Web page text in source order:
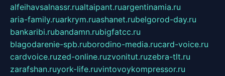
alfeihavsalnassr.rualtaipant.ruargentinamia.ru
aria-family.ruarkrym.ruashanet.rubelgorod-day.ru
bankaribi.rubandamn.rubigfatcc.ru
blagodarenie-spb.ruborodino-media.rucard-voice.ru
cardvoice.ruzed-online.ruzvonitut.ruzebra-tlt.ru
zarafshan.ruyork-life.ruvintovoykompressor.ru